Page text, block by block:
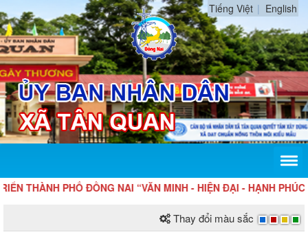
Tiếng Việt English
THÀNH PHỐ ĐỒNG NAI “VĂN MINH - HIỆN ĐẠI - HẠNH PHÚC”
Thay đổi màu sắc